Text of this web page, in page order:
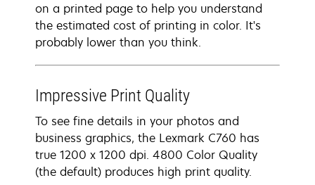
on a printed page to help you understand
the estimated cost of printing in color. It's
probably lower than you think.
Impressive Print Quality
To see fine details in your photos and
business graphics, the Lexmark C760 has
true 1200 x 1200 dpi. 4800 Color Quality
(the default) produces high print quality.